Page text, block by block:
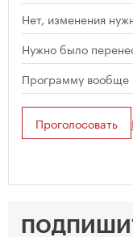
Нет, изменения
Нужно было
Программу вообще
Проголосовать